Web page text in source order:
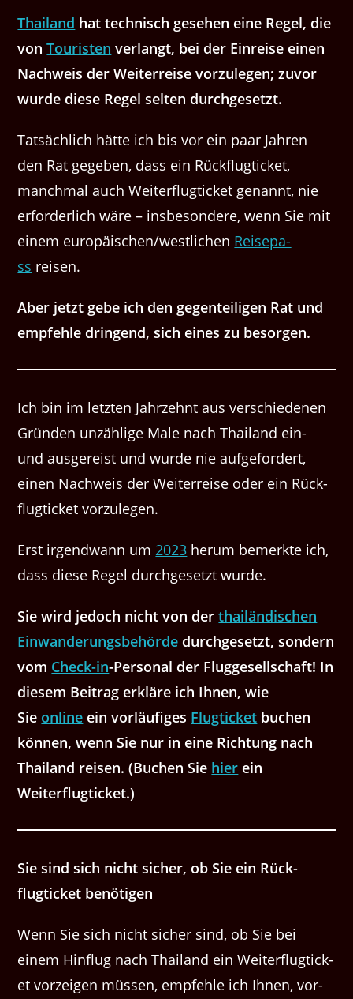
Thai­land hat tech­nisch gese­hen eine Regel, die
vonTouris­ten ver­langt, bei der Ein­reise einen
Nach­weis der Weit­er­reise vorzule­gen; zuvor
wurde diese Regel sel­ten durchgesetzt.
Tat­säch­lich hätte ich bis vor ein paar Jahren
den Rat gegeben, dass ein Rück­flugtick­et,
manch­mal auch Weit­er­flugtick­et genan­nt, nie
erforder­lich wäre – ins­beson­dere, wenn Sie mit
einem europäischen/​westlichen Reisep­a­
ss reisen.
Aber jet­zt gebe ich den gegen­teili­gen Rat und
empfehle drin­gend, sich eines zu besorgen.
Ich bin im let­zten Jahrzehnt aus ver­schiede­nen
Grün­den unzäh­lige Male nach Thai­land ein-
und aus­gereist und wurde nie aufge­fordert,
einen Nach­weis der Weit­er­reise oder ein Rück­
flugtick­et vorzulegen.
Erst irgend­wann um2023 herum bemerk­te ich,
dass diese Regel durchge­set­zt wurde.
Sie wird jedoch nicht von derthailändis­chen
Ein­wan­derungs­be­hörde durchge­set­zt, son­dern
vom Check-in-Per­son­al der Flugge­sellschaft! In
diesem Beitrag erk­läre ich Ihnen, wie
Sie online ein vor­läu­figes Flugtick­et buchen
kön­nen, wenn Sie nur in eine Rich­tung nach
Thai­land reisen. (Buchen Sie hier ein
Weiterflugticket.)
Sie sind sich nicht sich­er, ob Sie ein Rück­
flugtick­et benötigen
Wenn Sie sich nicht sich­er sind, ob Sie bei
einem Hin­flug nach Thai­land ein Weit­er­flugtick­
et vorzeigen müssen, empfehle ich Ihnen, vor­